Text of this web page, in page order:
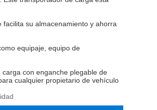
su almacenamiento y ahorra
equipaje, equipo de
con enganche plegable de
cualquier propietario de vehículo